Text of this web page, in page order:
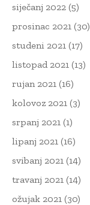
siječanj 2022 (5)
prosinac 2021 (30)
studeni 2021 (17)
listopad 2021 (13)
rujan 2021 (16)
kolovoz 2021 (3)
srpanj 2021 (1)
lipanj 2021 (16)
svibanj 2021 (14)
travanj 2021 (14)
ožujak 2021 (30)